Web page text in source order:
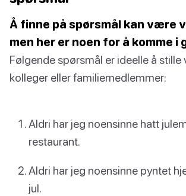
Å finne på spørsmål kan være
men her er noen for å komme i
Følgende spørsmål er ideelle å stille
kolleger eller familiemedlemmer:
Aldri har jeg noensinne hatt
restaurant.
Aldri har jeg noensinne pyntet
jul.